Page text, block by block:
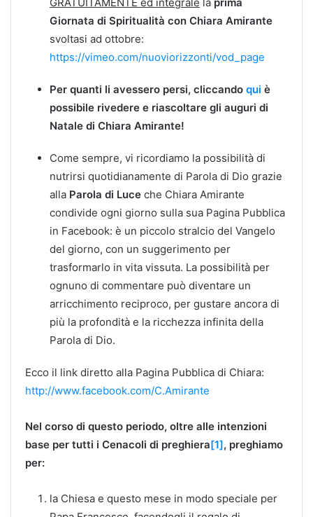
Giornata di Spiritualità con Chiara Amirante
svoltasi ad ottobre:
https://vimeo.com/nuoviorizzonti/vod_page
Per quanti li avessero persi, cliccando qui è
possibile rivedere e riascoltare gli auguri di
Natale di Chiara Amirante!
Come sempre, vi ricordiamo la possibilità di
nutrirsi quotidianamente di Parola di Dio grazie
alla Parola di Luce che Chiara Amirante
condivide ogni giorno sulla sua Pagina Pubblica
in Facebook: è un piccolo stralcio del Vangelo
del giorno, con un suggerimento per
trasformarlo in vita vissuta. La possibilità per
ognuno di commentare può diventare un
arricchimento reciproco, per gustare ancora di
più la profondità e la ricchezza infinita della
Parola di Dio.
Ecco il link diretto alla Pagina Pubblica di Chiara:
http://www.facebook.com/C.Amirante
Nel corso di questo periodo, oltre alle intenzioni
base per tutti i Cenacoli di preghiera[1], preghiamo
per:
la Chiesa e questo mese in modo speciale per